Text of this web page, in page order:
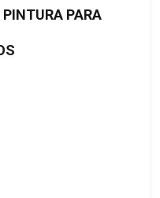
PINTURA PARA